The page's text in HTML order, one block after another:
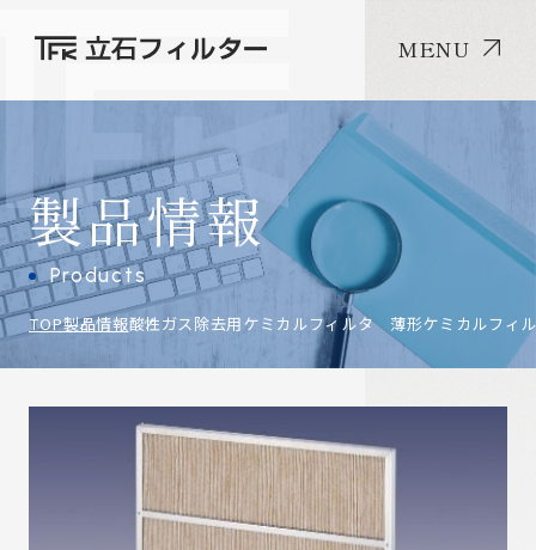
MENU
製品情報
Products
TOP製品情報酸性ガス除去用ケミカルフィルタ 薄形ケミカルフィ